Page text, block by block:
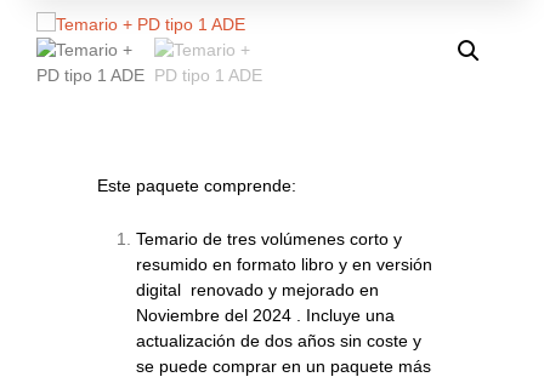
Este paquete comprende:
Temario de tres volúmenes corto y
resumido en formato libro y en versión
digital renovado y mejorado en
Noviembre del 2024 . Incluye una
actualización de dos años sin coste y
se puede comprar en un paquete más